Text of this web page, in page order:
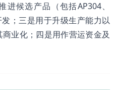
进候选产品（包括AP304、
；三是用于升级生产能力以
业化；四是用作营运资金及